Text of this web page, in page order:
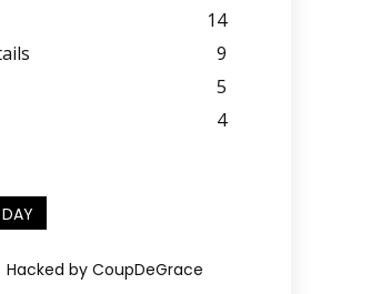
14
9
5
4
Hacked by CoupDeGrace